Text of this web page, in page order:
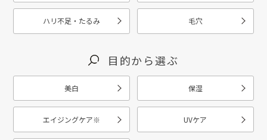
ハリ不足・たるみ 毛穴
目的から選ぶ
美白 保湿
エイジングケア※ UVケア